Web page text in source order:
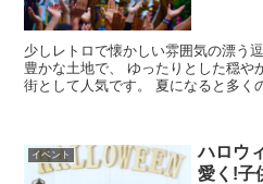
少しレトロで懐かしい雰囲気の漂う逗子市。 海と山に
豊かな土地で、 ゆったりとした穏やかな時間を過ごすことができる
街として人気です。 夏になると多くの海水浴客で賑わいますが、 普
イベント
ハロウ
愛く!子